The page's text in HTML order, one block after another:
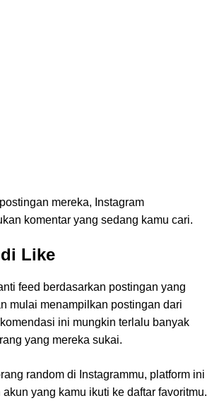
mereka, Instagram
komentar yang sedang kamu cari.
Like
feed berdasarkan postingan yang
mulai menampilkan postingan dari
ini mungkin terlalu banyak
yang mereka sukai.
random di Instagrammu, platform ini
yang kamu ikuti ke daftar favoritmu.